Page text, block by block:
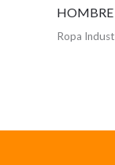
HOMBRE
Ropa